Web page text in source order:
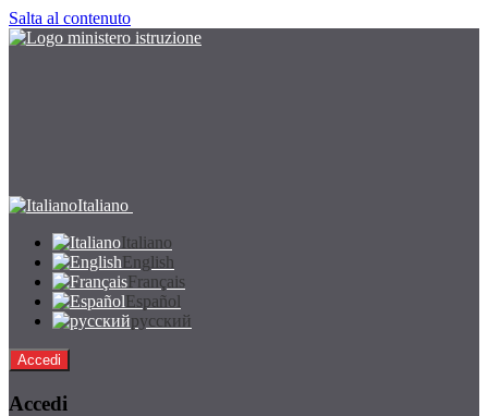
Salta al contenuto
Italiano
Italiano
English
Français
Español
русский
Accedi
Accedi